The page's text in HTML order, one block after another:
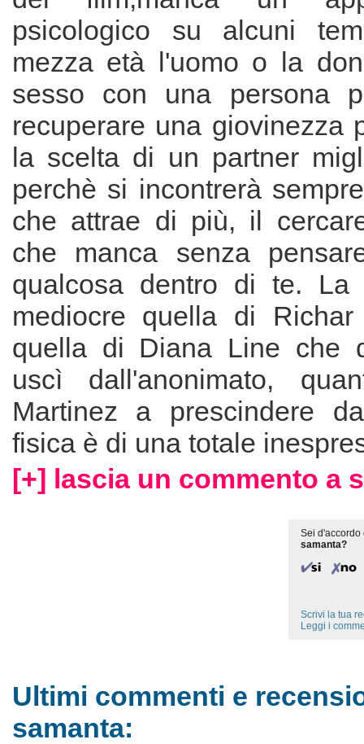
psicologico su alcuni
mezza età l'uomo o la
sesso con una persona
recuperare una giovinezza
la scelta di un partner
perchè si incontrerà
che attrae di più, il
che manca senza
qualcosa dentro di te. La
mediocre quella di
quella di Diana Line che
uscì dall'anonimato,
Martinez a prescindere
fisica è di una totale
[+] lascia un commento a
Sei d'accordo
samanta?
Scrivi la tua
Leggi i
Ultimi commenti e
samanta: